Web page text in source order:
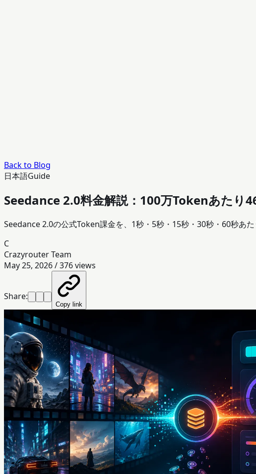
Back to Blog
日本語Guide
Seedance 2.0料金解説：100万Tokenあたり
Seedance 2.0の公式Token課金を、1秒・5秒・15秒・30秒・60秒あた
C
Crazyrouter Team
May 25, 2026/376views
Share:
Copy link